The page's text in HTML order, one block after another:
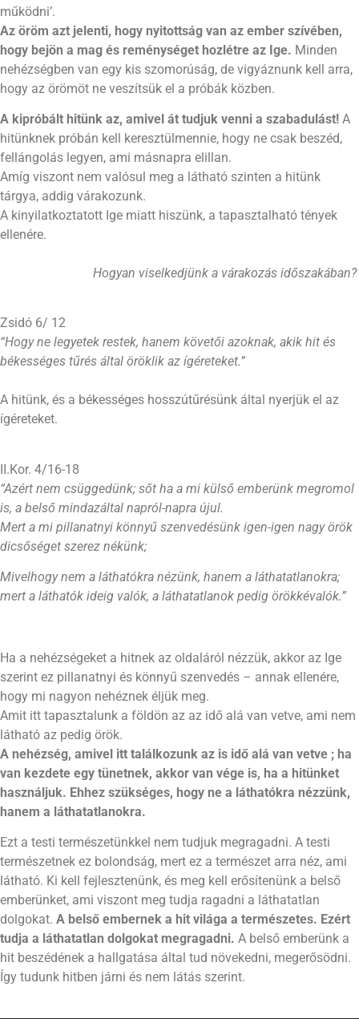
működni’.
Az öröm azt jelenti, hogy nyitottság van az ember szívében,
hogy bejön a mag és reménységet hozlétre az Ige. Minden
nehézségben van egy kis szomorúság, de vigyáznunk kell arra,
hogy az örömöt ne veszítsük el a próbák közben.
A kipróbált hitünk az, amivel át tudjuk venni a szabadulást! A
hitünknek próbán kell keresztülmennie, hogy ne csak beszéd,
fellángolás legyen, ami másnapra elillan.
Amíg viszont nem valósul meg a látható szinten a hitünk
tárgya, addig várakozunk.
A kinyilatkoztatott Ige miatt hiszünk, a tapasztalható tények
ellenére.
Hogyan viselkedjünk a várakozás időszakában?
Zsidó 6/ 12
“Hogy ne legyetek restek, hanem követői azoknak, akik hit és
békességes tűrés által öröklik az ígéreteket.”
A hitünk, és a békességes hosszútűrésünk által nyerjük el az
ígéreteket.
II.Kor. 4/16-18
“Azért nem csüggedünk; sőt ha a mi külső emberünk megromol
is, a belső mindazáltal napról-napra újul.
Mert a mi pillanatnyi könnyű szenvedésünk igen-igen nagy örök
dicsőséget szerez nékünk;
Mivelhogy nem a láthatókra nézünk, hanem a láthatatlanokra;
mert a láthatók ideig valók, a láthatatlanok pedig örökkévalók.”
Ha a nehézségeket a hitnek az oldaláról nézzük, akkor az Ige
szerint ez pillanatnyi és könnyű szenvedés – annak ellenére,
hogy mi nagyon nehéznek éljük meg.
Amit itt tapasztalunk a földön az az idő alá van vetve, ami nem
látható az pedig örök.
A nehézség, amivel itt találkozunk az is idő alá van vetve ; ha
van kezdete egy tünetnek, akkor van vége is, ha a hitünket
használjuk. Ehhez szükséges, hogy ne a láthatókra nézzünk,
hanem a láthatatlanokra.
Ezt a testi természetünkkel nem tudjuk megragadni. A testi
természetnek ez bolondság, mert ez a természet arra néz, ami
látható. Ki kell fejlesztenünk, és meg kell erősítenünk a belső
emberünket, ami viszont meg tudja ragadni a láthatatlan
dolgokat. A belső embernek a hit világa a természetes. Ezért
tudja a láthatatlan dolgokat megragadni. A belső emberünk a
hit beszédének a hallgatása által tud növekedni, megerősödni.
Így tudunk hitben járni és nem látás szerint.